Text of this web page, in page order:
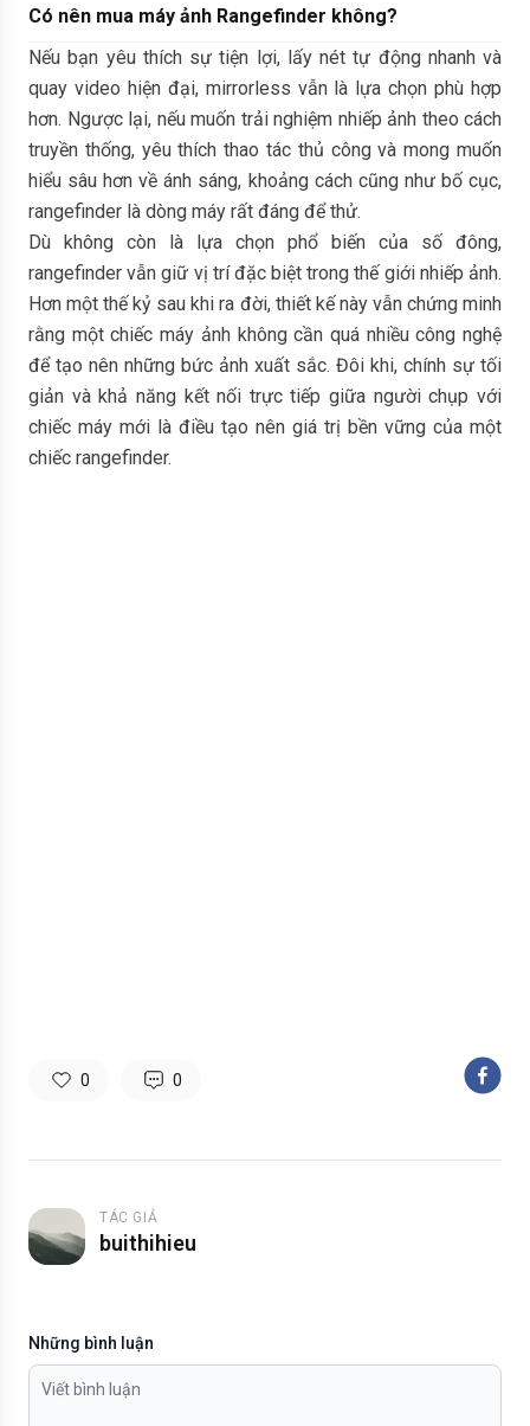
Có nên mua máy ảnh Rangefinder không?
Nếu bạn yêu thích sự tiện lợi, lấy nét tự động nhanh và
quay video hiện đại, mirrorless vẫn là lựa chọn phù hợp
hơn. Ngược lại, nếu muốn trải nghiệm nhiếp ảnh theo cách
truyền thống, yêu thích thao tác thủ công và mong muốn
hiểu sâu hơn về ánh sáng, khoảng cách cũng như bố cục,
rangefinder là dòng máy rất đáng để thử.
Dù không còn là lựa chọn phổ biến của số đông,
rangefinder vẫn giữ vị trí đặc biệt trong thế giới nhiếp ảnh.
Hơn một thế kỷ sau khi ra đời, thiết kế này vẫn chứng minh
rằng một chiếc máy ảnh không cần quá nhiều công nghệ
để tạo nên những bức ảnh xuất sắc. Đôi khi, chính sự tối
giản và khả năng kết nối trực tiếp giữa người chụp với
chiếc máy mới là điều tạo nên giá trị bền vững của một
chiếc rangefinder.
0 0
TÁC GIẢ
buithihieu
Những bình luận